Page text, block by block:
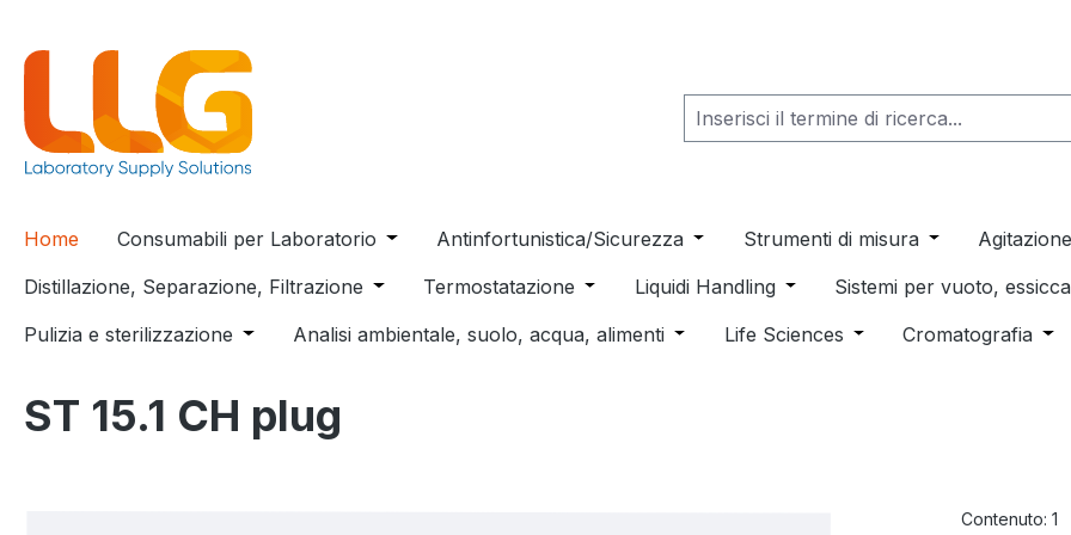
Home Consumabili per Laboratorio Open or close the dropdown menu from the category Consumabili per
Antinfortunistica/Sicurezza Open or close the dropdown menu
Strumenti di misura Open or close
Distillazione, Separazione, Filtrazione Open or close the dropdown menu from the category Distillazione,
Termostatazione Open or close the dropdown menu from the
Liquidi Handling Open or close the dropdown
Sistemi per vuoto,
Pulizia e sterilizzazione Open or close the dropdown menu from the category Pulizia e sterilizzazione
Analisi ambientale, suolo, acqua, alimenti Open or close the dropdown menu from
Life Sciences Open or close the
Cromatografia
ST 15.1 CH plug
Contenuto: 1